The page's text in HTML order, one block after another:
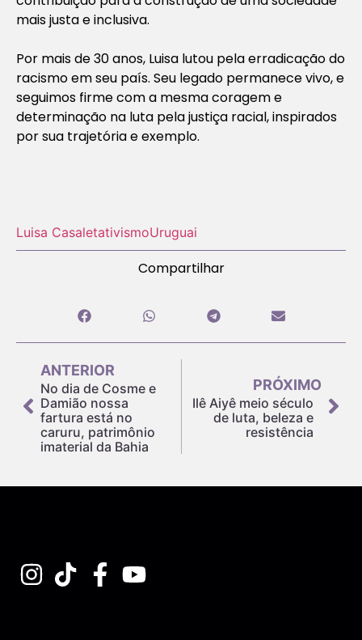
mais justa e inclusiva.
Por mais de 30 anos, Luisa lutou pela erradicação do
racismo em seu país. Seu legado permanece vivo, e
seguimos firme com a mesma coragem e
determinação na luta pela justiça racial, inspirados
por sua trajetória e exemplo.
Luisa CasaletativismoUruguai
Compartilhar
ANTERIOR
No dia de Cosme e
Damião nossa
fartura está no
caruru, patrimônio
imaterial da Bahia
PRÓXIMO
Ilê Aiyê meio século
de luta, beleza e
resistência